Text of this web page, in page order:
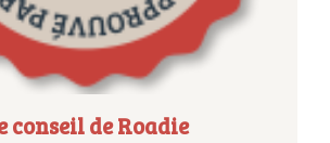
conseil de Roadie